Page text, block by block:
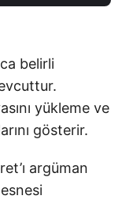
belirli
yükleme ve
gösterir.
argüman